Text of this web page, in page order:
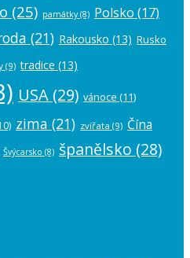
(25) památky(8) Polsko (17)
(21) Rakousko (13) Rusko
(9) tradice (13)
USA (29) vánoce (11)
zima (21) zvířata (9) Čína
Švýcarsko (8) španělsko (28)